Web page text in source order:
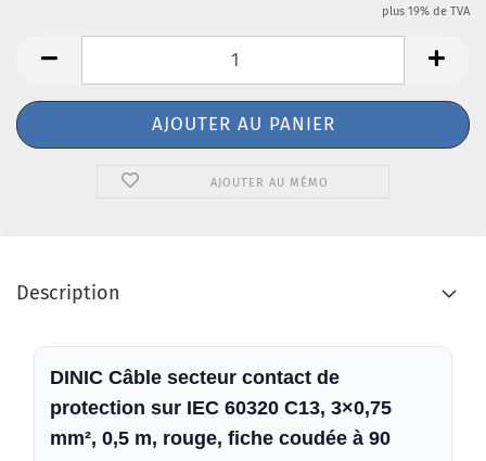
plus 19% de TVA
AJOUTER AU MÉMO
Description
DINIC Câble secteur contact de
protection sur IEC 60320 C13, 3×0,75
mm², 0,5 m, rouge, fiche coudée à 90